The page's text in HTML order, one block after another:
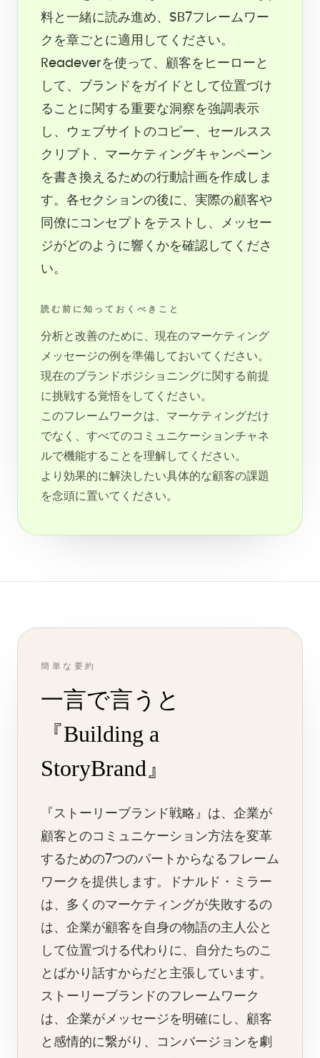
料と一緒に読み進め、SB7フレームワー
クを章ごとに適用してください。
Readeverを使って、顧客をヒーローと
して、ブランドをガイドとして位置づけ
ることに関する重要な洞察を強調表示
し、ウェブサイトのコピー、セールスス
クリプト、マーケティングキャンペーン
を書き換えるための行動計画を作成しま
す。各セクションの後に、実際の顧客や
同僚にコンセプトをテストし、メッセー
ジがどのように響くかを確認してくださ
い。
読む前に知っておくべきこと
分析と改善のために、現在のマーケティング
メッセージの例を準備しておいてください。
現在のブランドポジショニングに関する前提
に挑戦する覚悟をしてください。
このフレームワークは、マーケティングだけ
でなく、すべてのコミュニケーションチャネ
ルで機能することを理解してください。
より効果的に解決したい具体的な顧客の課題
を念頭に置いてください。
簡単な要約
一言で言うと
『Building a
StoryBrand』
『ストーリーブランド戦略』は、企業が
顧客とのコミュニケーション方法を変革
するための7つのパートからなるフレーム
ワークを提供します。ドナルド・ミラー
は、多くのマーケティングが失敗するの
は、企業が顧客を自身の物語の主人公と
して位置づける代わりに、自分たちのこ
とばかり話すからだと主張しています。
ストーリーブランドのフレームワーク
は、企業がメッセージを明確にし、顧客
と感情的に繋がり、コンバージョンを劇